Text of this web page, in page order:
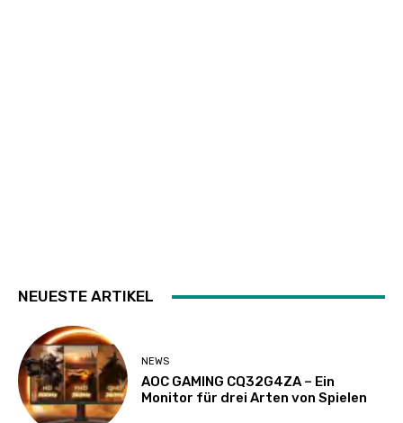
NEUESTE ARTIKEL
NEWS
AOC GAMING CQ32G4ZA – Ein
Monitor für drei Arten von Spielen